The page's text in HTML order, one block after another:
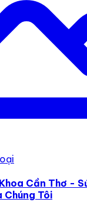
Cần Thơ -
Chúng Tôi